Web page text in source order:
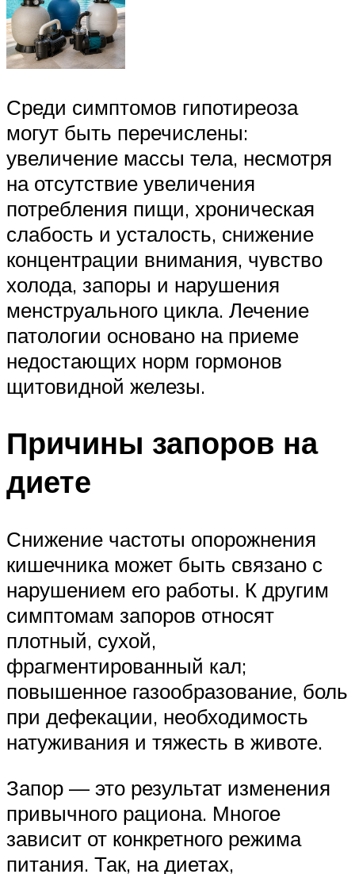
Среди симптомов гипотиреоза
могут быть перечислены:
увеличение массы тела, несмотря
на отсутствие увеличения
потребления пищи, хроническая
слабость и усталость, снижение
концентрации внимания, чувство
холода, запоры и нарушения
менструального цикла. Лечение
патологии основано на приеме
недостающих норм гормонов
щитовидной железы.
Причины запоров на
диете
Снижение частоты опорожнения
кишечника может быть связано с
нарушением его работы. К другим
симптомам запоров относят
плотный, сухой,
фрагментированный кал;
повышенное газообразование, боль
при дефекации, необходимость
натуживания и тяжесть в животе.
Запор — это результат изменения
привычного рациона. Многое
зависит от конкретного режима
питания. Так, на диетах,